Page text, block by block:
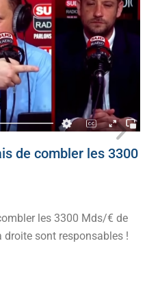
de combler les 3300
les 3300 Mds/€ de
sont responsables !